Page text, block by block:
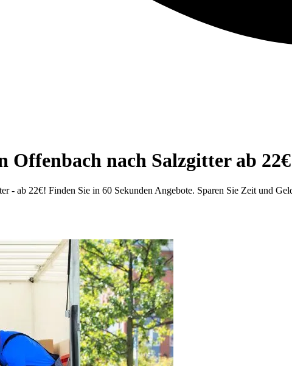
nach Salzgitter ab 22€
- ab 22€! Finden Sie in 60 Sekunden Angebote. Sparen Sie Zeit und